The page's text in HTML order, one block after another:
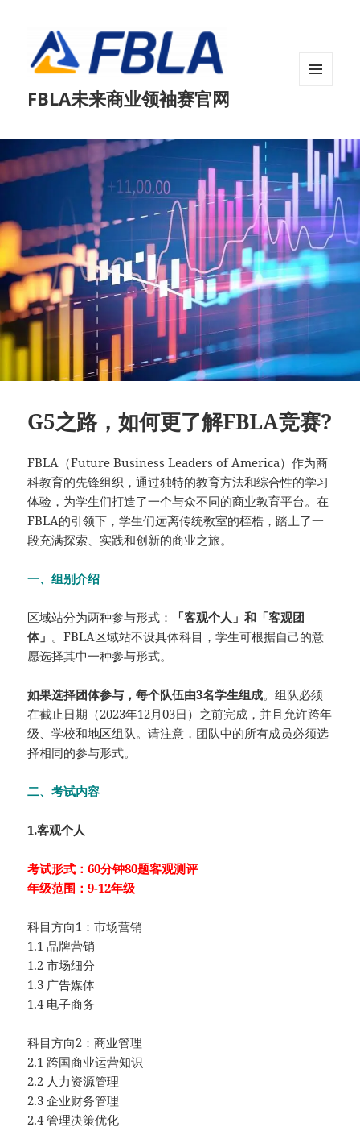
FBLA未来商业领袖赛官网
G5之路，如何更了解FBLA竞赛?
FBLA（Future Business Leaders of America）作为商
科教育的先锋组织，通过独特的教育方法和综合性的学习
体验，为学生们打造了一个与众不同的商业教育平台。在
FBLA的引领下，学生们远离传统教室的桎梏，踏上了一
段充满探索、实践和创新的商业之旅。
一、组别介绍
区域站分为两种参与形式：
「客观个人」和「客观团
体」 。FBLA区域站不设具体科目，学生可根据自己的意
愿选择其中一种参与形式。
如果选择团体参与，每个队伍由3名学生组成。组队必须
在截止日期（2023年12月03日）之前完成，并且允许跨年
级、学校和地区组队。请注意，团队中的所有成员必须选
择相同的参与形式。
二、考试内容
1.客观个人
考试形式：60分钟80题客观测评
年级范围：9-12年级
科目方向1：市场营销
1.1 品牌营销
1.2 市场细分
1.3 广告媒体
1.4 电子商务
科目方向2：商业管理
2.1 跨国商业运营知识
2.2 人力资源管理
2.3 企业财务管理
2.4 管理决策优化